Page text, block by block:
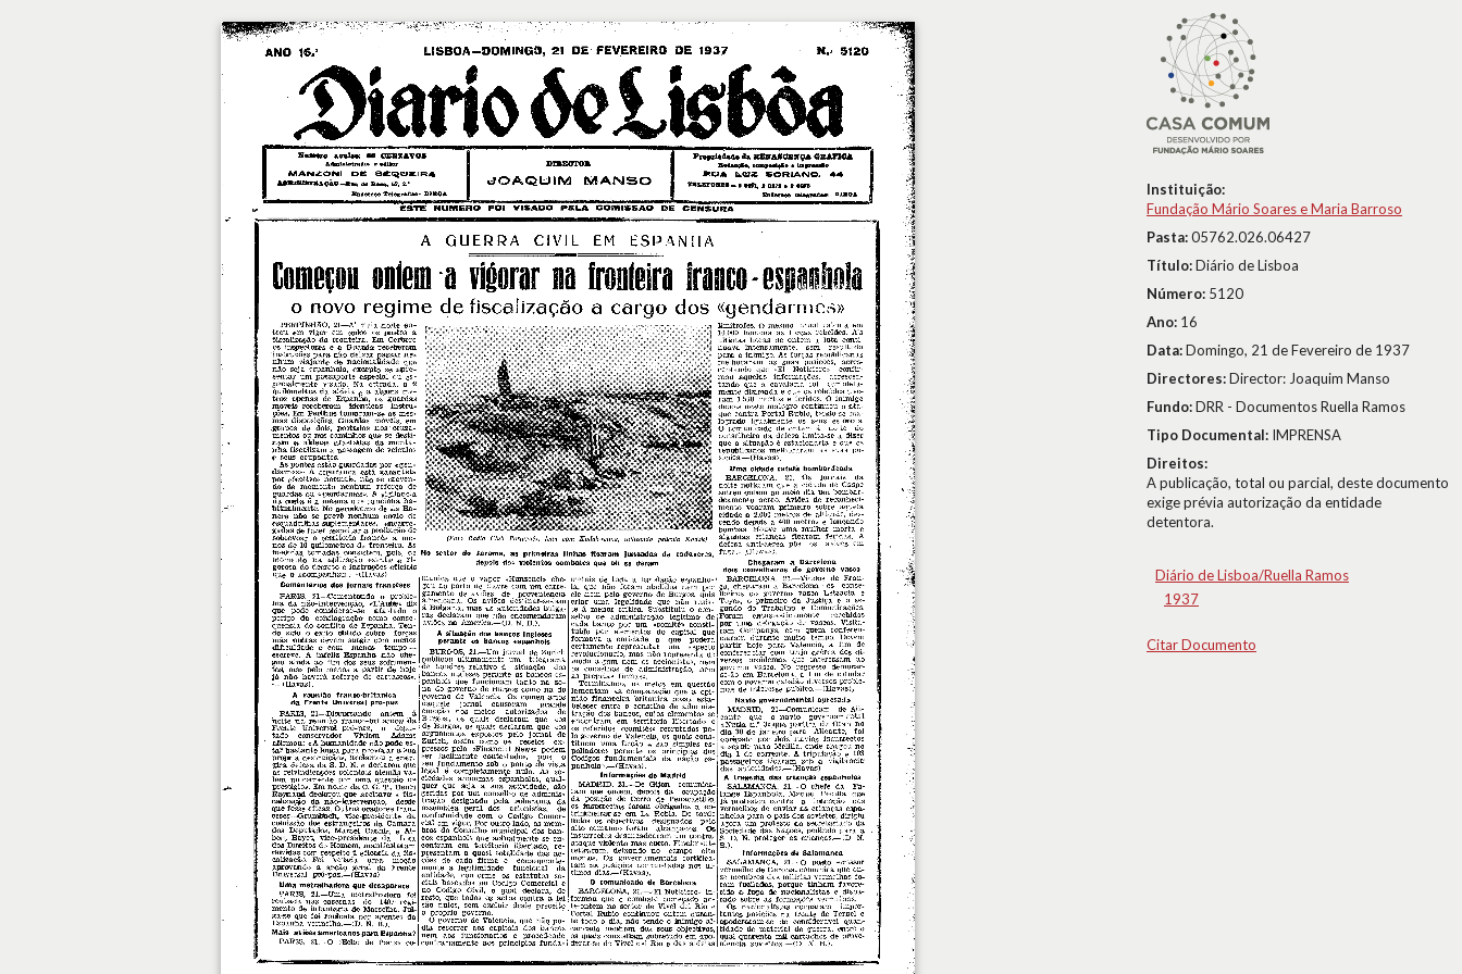
Instituição:
Fundação Mário Soares e Maria Barroso
Pasta:05762.026.06427
Título:Diário de Lisboa
Número: 5120
Ano: 16
Data:Domingo, 21 de Fevereiro de 1937
Directores:Director: Joaquim Manso
Fundo:DRR - Documentos Ruella Ramos
Tipo Documental: IMPRENSA
Direitos:
A publicação, total ou parcial, deste documento
exige prévia autorização da entidade
detentora.
Diário de Lisboa/Ruella Ramos
1937
Citar Documento